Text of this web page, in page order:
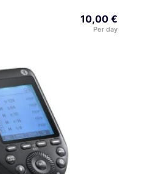
10,00 €
Per day